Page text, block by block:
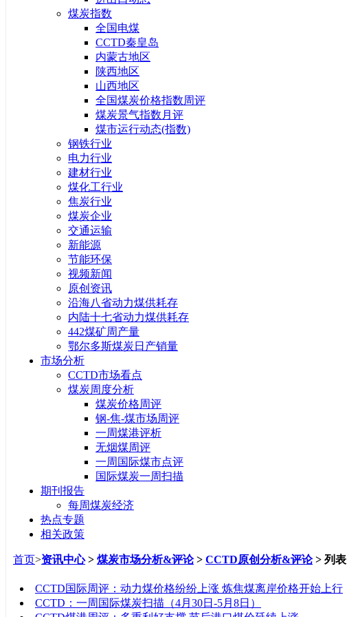
煤炭指数
全国电煤
CCTD秦皇岛
内蒙古地区
陕西地区
山西地区
全国煤炭价格指数周评
煤炭景气指数月评
煤市运行动态(指数)
钢铁行业
电力行业
建材行业
煤化工行业
焦炭行业
煤炭企业
交通运输
新能源
节能环保
视频新闻
原创资讯
沿海八省动力煤供耗存
内陆十七省动力煤供耗存
442煤矿周产量
鄂尔多斯煤炭日产销量
市场分析
CCTD市场看点
煤炭周度分析
煤炭价格周评
钢-焦-煤市场周评
一周煤港评析
无烟煤周评
一周国际煤市点评
国际煤炭一周扫描
期刊报告
每周煤炭经济
热点专题
相关政策
首页>资讯中心> 煤炭市场分析&评论> CCTD原创分析&评论> 列表
CCTD国际周评：动力煤价格纷纷上涨 炼焦煤离岸价格开始上行
CCTD：一周国际煤炭扫描（4月30日-5月8日）